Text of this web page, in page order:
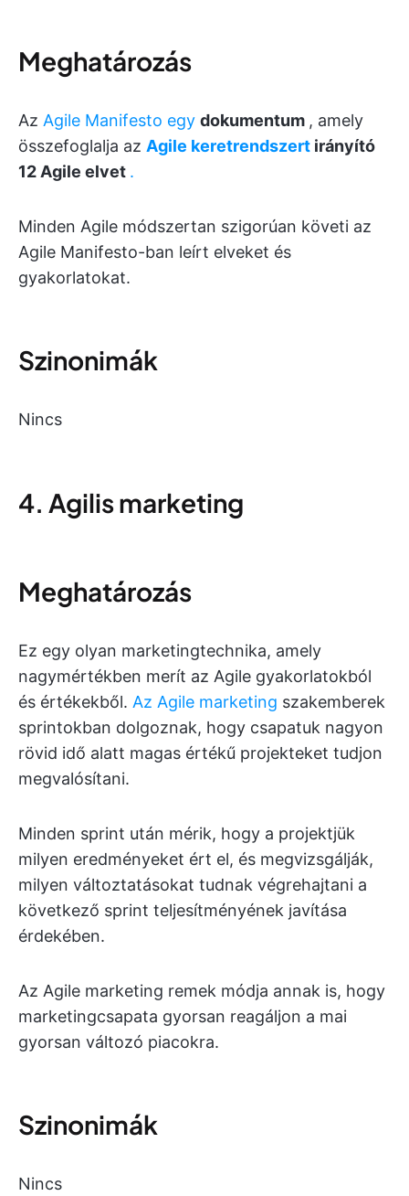
Meghatározás
Az Agile Manifesto egy dokumentum , amely
összefoglalja az Agile keretrendszert irányító
12 Agile elvet .
Minden Agile módszertan szigorúan követi az
Agile Manifesto-ban leírt elveket és
gyakorlatokat.
Szinonimák
Nincs
4. Agilis marketing
Meghatározás
Ez egy olyan marketingtechnika, amely
nagymértékben merít az Agile gyakorlatokból
és értékekből. Az Agile marketing szakemberek
sprintokban dolgoznak, hogy csapatuk nagyon
rövid idő alatt magas értékű projekteket tudjon
megvalósítani.
Minden sprint után mérik, hogy a projektjük
milyen eredményeket ért el, és megvizsgálják,
milyen változtatásokat tudnak végrehajtani a
következő sprint teljesítményének javítása
érdekében.
Az Agile marketing remek módja annak is, hogy
marketingcsapata gyorsan reagáljon a mai
gyorsan változó piacokra.
Szinonimák
Nincs